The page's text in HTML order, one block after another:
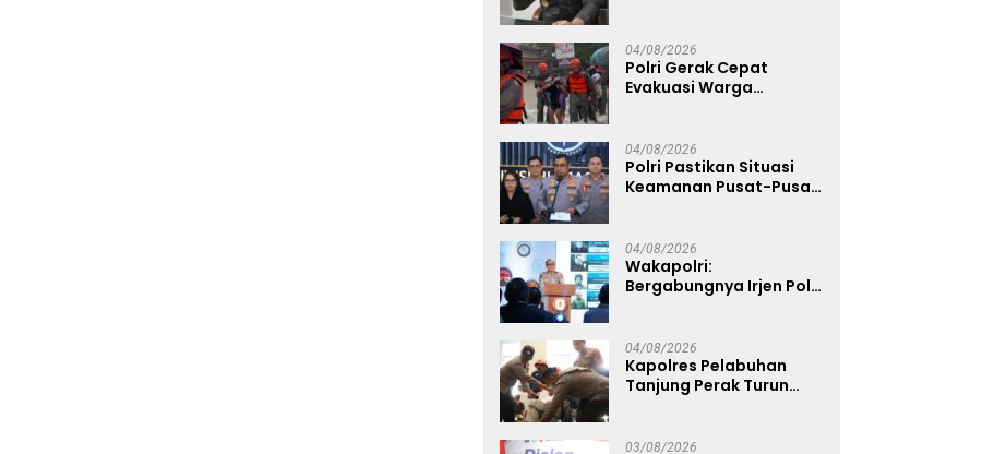
04/08/2026
Polri Gerak Cepat
Evakuasi Warga
04/08/2026
Polri Pastikan Situasi
Keamanan Pusat-Pusat
04/08/2026
Wakapolri:
Bergabungnya Irjen Pol.
Nasional Pusat Studi
Kepolisian
04/08/2026
Kapolres Pelabuhan
Tanjung Perak Turun
Kebakaran KM Mutiara
03/08/2026